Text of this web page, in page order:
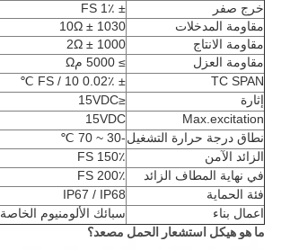
خرج صفر
± 1٪ FS
مقاومة المدخلات
1030 ± 10Ω
مقاومة الانتاج
1000 ± 2Ω
مقاومة العزل
≥ 5000 مΩ
TC SPAN
± 0.02٪ FS / 10 ℃
إثارة
≤15VDC
Max.excitation
15VDC
نطاق درجة حرارة التشغيل-30 ~ 70 ℃
الزائد الآمن
150٪ FS
في نهاية المطاف الزائد
200٪ FS
فئة الحماية
IP67 / IP68
اعمال بناء
سبائك الألومنيوم الخاصة
ما هو هيكل استشعار الحمل مصعد؟